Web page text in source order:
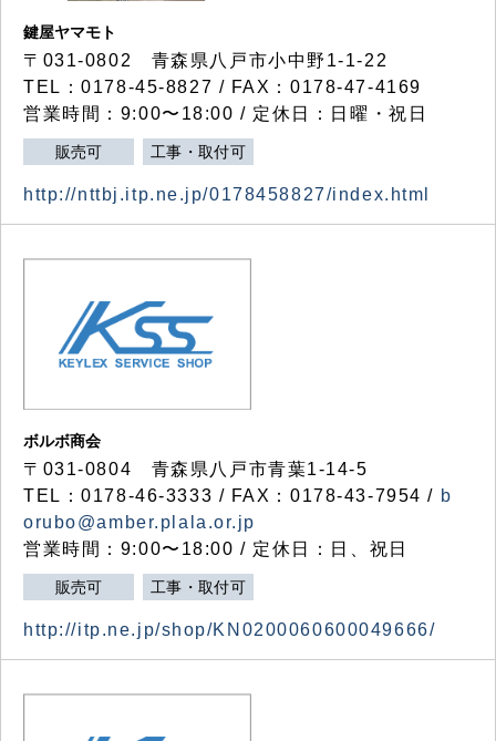
鍵屋ヤマモト
〒031-0802 青森県八戸市小中野1-1-22
TEL：0178-45-8827 / FAX：0178-47-4169
営業時間：9:00〜18:00 / 定休日：日曜・祝日
販売可 工事・取付可
http://nttbj.itp.ne.jp/0178458827/index.html
ボルボ商会
〒031-0804 青森県八戸市青葉1-14-5
TEL：0178-46-3333 / FAX：0178-43-7954 / b
orubo@amber.plala.or.jp
営業時間：9:00〜18:00 / 定休日：日、祝日
販売可 工事・取付可
http://itp.ne.jp/shop/KN0200060600049666/